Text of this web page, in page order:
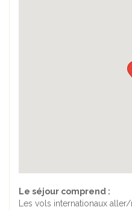
Le séjour comprend :
Les vols internationaux